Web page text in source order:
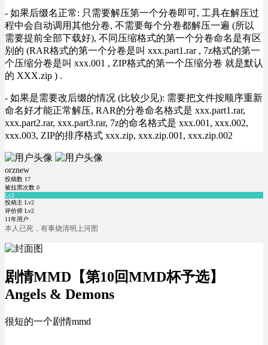
- 如果后缀名正常: 只需要解压第一个分卷即可, 工具在解压过
程中会自动调用其他分卷, 不需要每个分卷都解压一遍 (所以
需要提前全部下载好), 不同压缩格式的第一个分卷命名是有区
别的 (RAR格式的第一个分卷是叫 xxx.part1.rar , 7z格式的第一
个压缩分卷是叫 xxx.001 , ZIP格式的第一个压缩分卷 就是默认
的 XXX.zip ) .
- 如果是需要改后缀的情况 (比较少见): 需要把文件按顺序重新
命名好才能正常解压, RAR的分卷命名格式是 xxx.part1.rar,
xxx.part2.rar, xxx.part3.rar, 7z的命名格式是 xxx.001, xxx.002,
xxx.003, ZIP的排序格式 xxx.zip, xxx.zip.001, xxx.zip.002
orznew
投稿数 17
被拉黑次数 0
Lv2
投稿主 Lv2
评价师 Lv2
11年用户
本人已死，有事烧清明上河图
剧情MMD【第10回MMD杯予选】
Angels & Demons
很短的一个剧情mmd